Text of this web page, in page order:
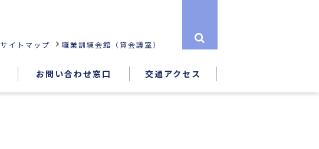
サイトマップ 職業訓練会館（貸会議室）
お問い合わせ窓口 交通アクセス